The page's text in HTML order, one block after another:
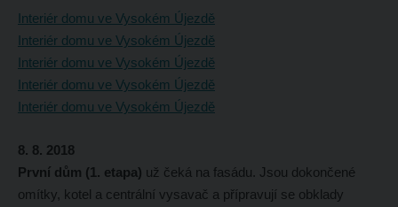
Interiér domu ve Vysokém Újezdě
Interiér domu ve Vysokém Újezdě
Interiér domu ve Vysokém Újezdě
Interiér domu ve Vysokém Újezdě
Interiér domu ve Vysokém Újezdě
8. 8. 2018
První dům (1. etapa) už čeká na fasádu. Jsou dokončené
omítky, kotel a centrální vysavač a přípravují se obklady